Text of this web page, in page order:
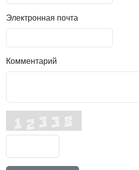
Электронная почта
Комментарий